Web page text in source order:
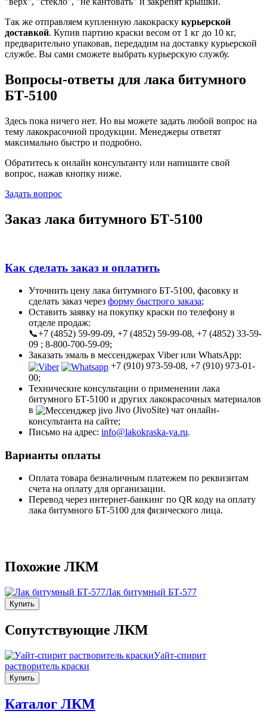
Так же отправляем купленную лакокраску курьерской
доставкой. Купив партию краски весом от 1 кг до 10 кг,
предварительно упаковав, передадим на доставку курьерской
службе. Вы сами сможете выбрать курьерскую службу.
Вопросы-ответы для лака битумного
БТ-5100
Здесь пока ничего нет. Но вы можете задать любой вопрос на
тему лакокрасочной продукции. Менеджеры ответят
максимально быстро и подробно.
Обратитесь к онлайн консультанту или напишите свой
вопрос, нажав кнопку ниже.
Задать вопрос
Заказ лака битумного БТ-5100
Как сделать заказ и оплатить
Уточнить цену лака битумного БТ-5100, фасовку и
сделать заказ через форму быстрого заказа;
Оставить заявку на покупку краски по телефону в
отделе продаж:
📞+7 (4852) 59-99-09, +7 (4852) 59-99-08, +7 (4852) 33-59-
09 ; 8-800-700-59-09;
Заказать эмаль в мессенджерах Viber или WhatsApp:
+7 (910) 973-59-08, +7 (910) 973-01-
00;
Технические консультации о применении лака
битумного БТ-5100 и других лакокрасочных материалов
в
Jivo (JivoSite) чат онлайн-
консультанта на сайте;
Письмо на адрес: info@lakokraska-ya.ru.
Варианты оплаты
Оплата товара безналичным платежем по реквизитам
счета на оплату для организации.
Перевод через интернет-банкинг по QR коду на оплату
лака битумного БТ-5100 для физического лица.
Похожие ЛКМ
Лак битумный БТ-577
Купить
Сопутствующие ЛКМ
Уайт-спирит
растворитель краски
Купить
Каталог ЛКМ